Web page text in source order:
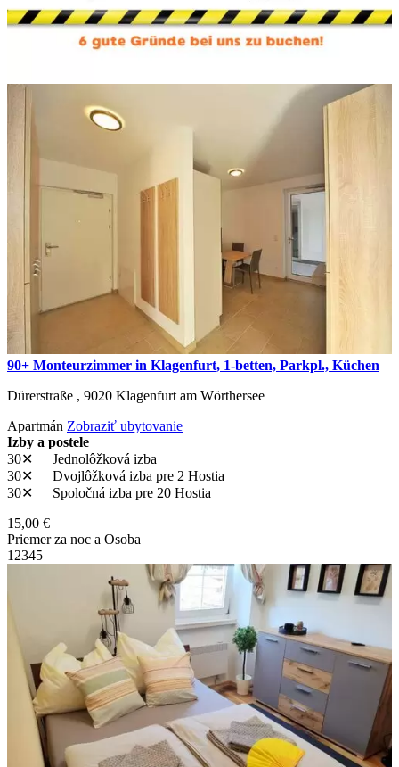
90+ Monteurzimmer in Klagenfurt, 1-betten, Parkpl., Küchen
Dürerstraße , 9020 Klagenfurt am Wörthersee
Apartmán Zobraziť ubytovanie
Izby a postele
30✕
Jednolôžková izba
30✕
Dvojlôžková izba pre 2 Hostia
30✕
Spoločná izba pre 20 Hostia
15,00 €
Priemer za noc a Osoba
1 2345